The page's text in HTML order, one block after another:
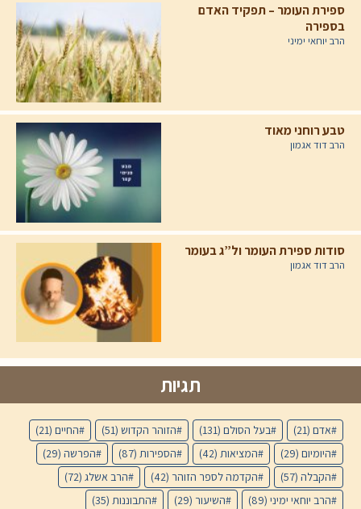
ספירת העומר – תפקיד האדם
בספירה
הרב יוחאי ימיני
טבע רוחני מאוד
הרב דוד אגמון
סודות ספירת העומר ול”ג בעומר
הרב דוד אגמון
תגיות
אדם (21) בעל הסולם (131) הזוהר הקדוש (51) החיים (21)
היומיום (29) המציאות (42) הספירות (87) הפרשה (29)
הקבלה (57) הקדמה לספר הזוהר (42) הרב אשלג (72)
הרב יוחאי ימיני (89) השיעור (29) התבוננות (35)